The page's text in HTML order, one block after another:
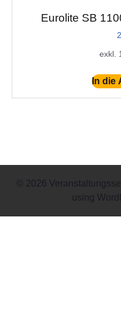
Eurolite SB
exkl.
In die
© 2026
using